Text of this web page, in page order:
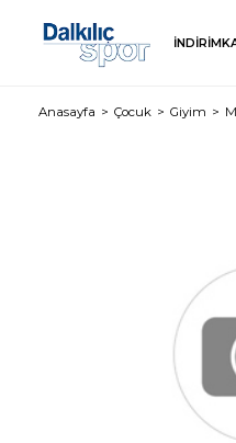
İNDİRİM
Anasayfa Çocuk Giyim